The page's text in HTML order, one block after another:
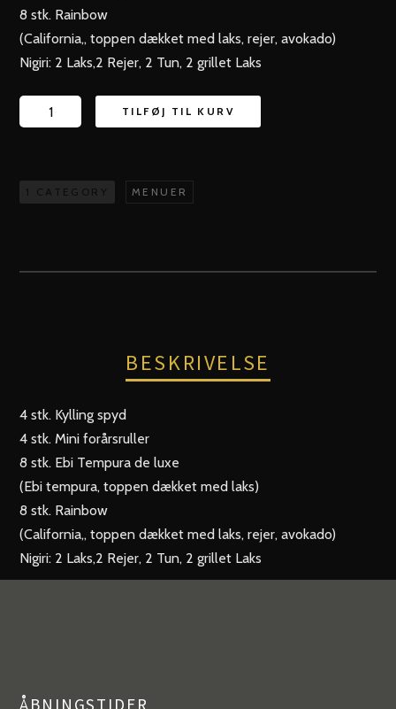
8 stk. Rainbow
(California,, toppen dækket med laks, rejer, avokado)
Nigiri: 2 Laks,2 Rejer, 2 Tun, 2 grillet Laks
tilbud
2
32
stk.
TILFØJ TIL KURV
1 CATEGORY MENUER
BESKRIVELSE
4 stk. Kylling spyd
4 stk. Mini forårsruller
8 stk. Ebi Tempura de luxe
(Ebi tempura, toppen dækket med laks)
8 stk. Rainbow
(California,, toppen dækket med laks, rejer, avokado)
Nigiri: 2 Laks,2 Rejer, 2 Tun, 2 grillet Laks
ÅBNINGSTIDER